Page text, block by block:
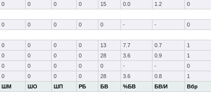
ШМ ШО ШП РБ БВ %БВ БВ/И Вбр
0 0 0 0 15 0.0 1.2 0
0 0 0 0 0 - - 0
0 0 0 0 13 7.7 0.7 1
0 0 0 0 28 3.6 0.9 1
0 0 0 0 0 - - 0
0 0 0 0 28 3.6 0.8 1